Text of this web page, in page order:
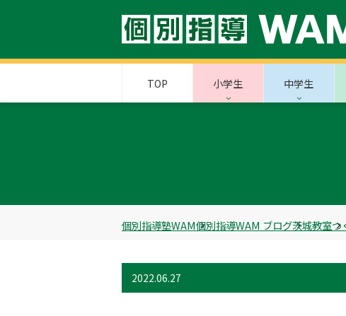
TOP 小学生 中学生
個別指導塾WAM個別指導WAM ブログ茨城教室つ
2022.06.27